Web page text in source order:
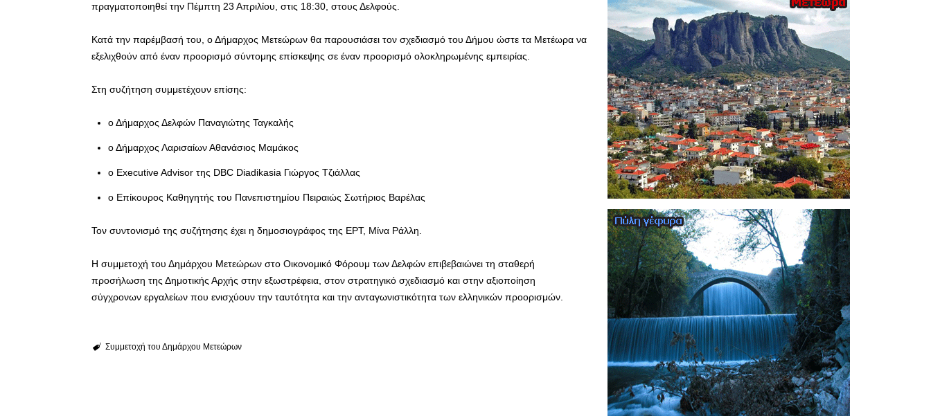
πραγματοποιηθεί την Πέμπτη 23 Απριλίου, στις 18:30, στους Δελφούς.
Κατά την παρέμβασή του, ο Δήμαρχος Μετεώρων θα παρουσιάσει τον σχεδιασμό του Δήμου ώστε τα Μετέωρα να
εξελιχθούν από έναν προορισμό σύντομης επίσκεψης σε έναν προορισμό ολοκληρωμένης εμπειρίας.
Στη συζήτηση συμμετέχουν επίσης:
ο Δήμαρχος Δελφών Παναγιώτης Ταγκαλής
ο Δήμαρχος Λαρισαίων Αθανάσιος Μαμάκος
ο Executive Advisor της DBC Diadikasia Γιώργος Τζιάλλας
ο Επίκουρος Καθηγητής του Πανεπιστημίου Πειραιώς Σωτήριος Βαρέλας
Τον συντονισμό της συζήτησης έχει η δημοσιογράφος της ΕΡΤ, Μίνα Ράλλη.
Η συμμετοχή του Δημάρχου Μετεώρων στο Οικονομικό Φόρουμ των Δελφών επιβεβαιώνει τη σταθερή
προσήλωση της Δημοτικής Αρχής στην εξωστρέφεια, στον στρατηγικό σχεδιασμό και στην αξιοποίηση
σύγχρονων εργαλείων που ενισχύουν την ταυτότητα και την ανταγωνιστικότητα των ελληνικών προορισμών.
Συμμετοχή του Δημάρχου Μετεώρων